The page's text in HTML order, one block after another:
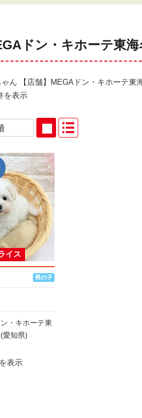
ドン・キホーテ東
ゃん 【店舗】MEGAドン・キホーテ東
を表示
男の子
イス
・キホーテ東
愛知県)
表示